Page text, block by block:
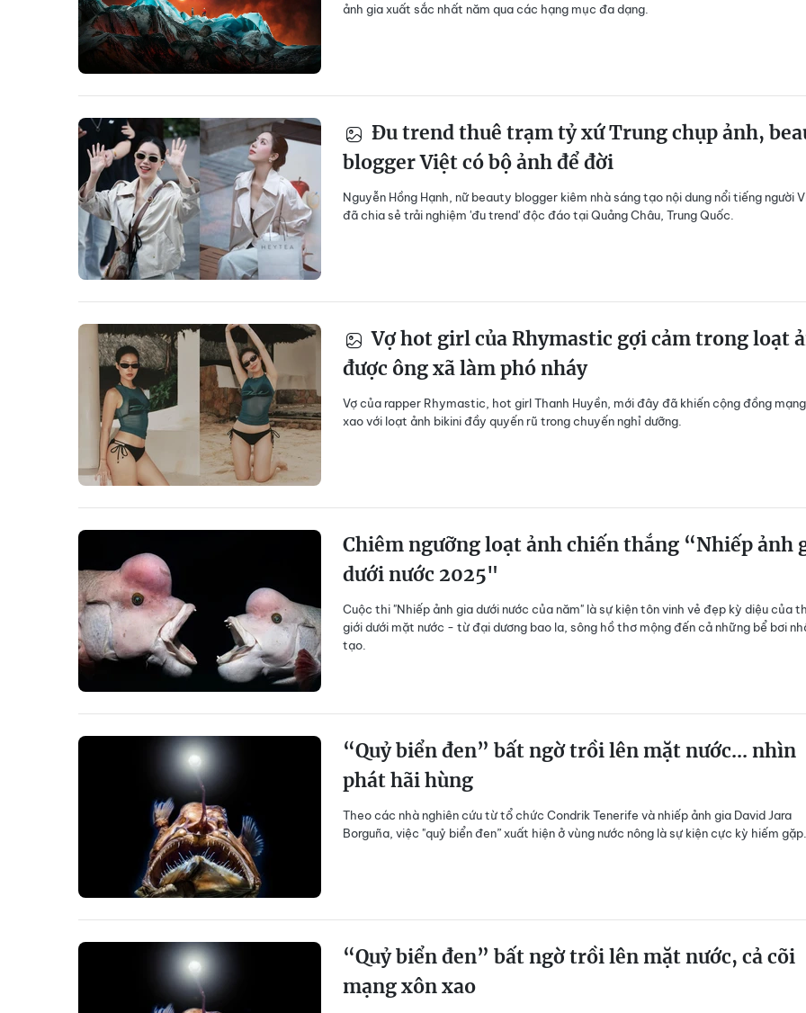
ảnh gia xuất sắc nhất năm qua các hạng mục đa dạng.
Đu trend thuê trạm tỷ xứ Trung chụp ảnh,
blogger Việt có bộ ảnh để đời
Nguyễn Hồng Hạnh, nữ beauty blogger kiêm nhà sáng tạo nội dung nổi tiếng người
đã chia sẻ trải nghiệm 'đu trend' độc đáo tại Quảng Châu, Trung Quốc.
Vợ hot girl của Rhymastic gợi cảm trong loạt
được ông xã làm phó nháy
Vợ của rapper Rhymastic, hot girl Thanh Huyền, mới đây đã khiến cộng đồng
xao với loạt ảnh bikini đầy quyến rũ trong chuyến nghỉ dưỡng.
Chiêm ngưỡng loạt ảnh chiến thắng “Nhiếp ảnh
dưới nước 2025"
Cuộc thi "Nhiếp ảnh gia dưới nước của năm" là sự kiện tôn vinh vẻ đẹp kỳ diệu của
giới dưới mặt nước - từ đại dương bao la, sông hồ thơ mộng đến cả những bể bơi
tạo.
“Quỷ biển đen” bất ngờ trồi lên mặt nước... nhìn
phát hãi hùng
Theo các nhà nghiên cứu từ tổ chức Condrik Tenerife và nhiếp ảnh gia David Jara
Borguña, việc "quỷ biển đen” xuất hiện ở vùng nước nông là sự kiện cực kỳ hiếm gặp.
“Quỷ biển đen” bất ngờ trồi lên mặt nước, cả cõi
mạng xôn xao